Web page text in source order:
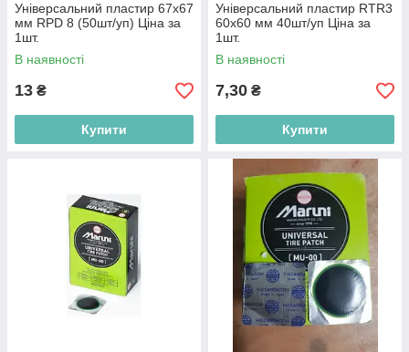
Універсальний пластир 67х67
мм RPD 8 (50шт/уп) Ціна за
1шт.
В наявності
13 ₴
Купити
Універсальний пластир RTR3
60х60 мм 40шт/уп Ціна за
1шт.
В наявності
7,30 ₴
Купити